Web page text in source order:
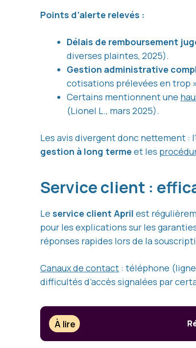
Points d’alerte relevés :
Délais de remboursement
diverses plaintes, 2025).
Gestion administrative
cotisations prélevées en trop
Certains mentionnent une
(Lionel L., mars 2025).
Les avis divergent donc nettement
gestion à long terme et les
Service client :
Le service client April est
pour les explications sur les
réponses rapides lors de la
Canaux de contact : téléphone
difficultés d’accès signalées par
À lire